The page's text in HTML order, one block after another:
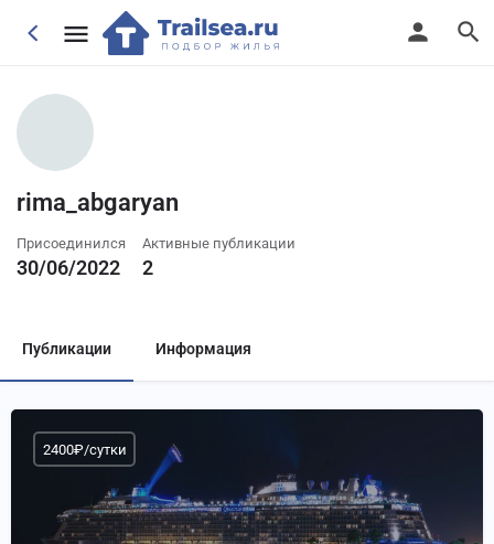
rima_abgaryan
Присоединился
30/06/2022
Активные публикации
2
Публикации Информация
2400₽/сутки